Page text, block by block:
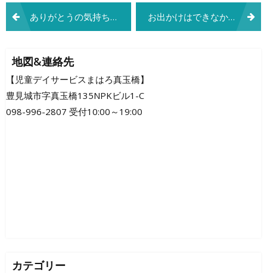
投
稿
ナ
ビ
ゲ
ありがとうの気持ちを込めて。。。 お出かけはできなかったけど・・(^^)
地図&連絡先
【児童デイサービスまはろ真玉橋】
豊見城市字真玉橋135NPKビル1-C
098-996-2807 受付10:00～19:00
カテゴリー